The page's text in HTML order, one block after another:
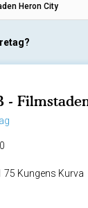
Heron City
-
Dialoggatan 2, 141 75 Kungens Kurva